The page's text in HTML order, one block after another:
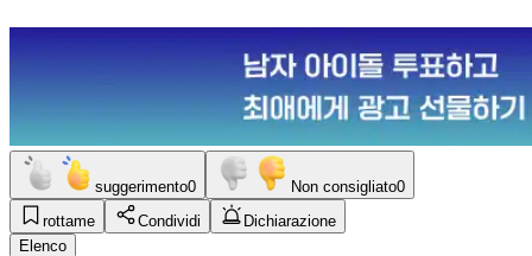
suggerimento0 Non consigliato0
rottame
Condividi
Dichiarazione
Elenco